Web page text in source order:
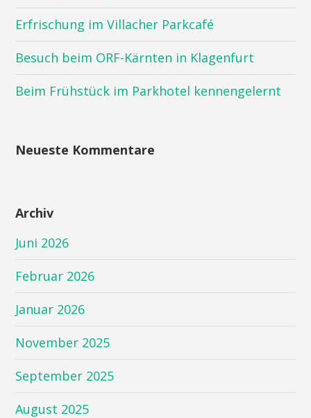
Erfrischung im Villacher Parkcafé
Besuch beim ORF-Kärnten in Klagenfurt
Beim Frühstück im Parkhotel kennengelernt
Neueste Kommentare
Archiv
Juni 2026
Februar 2026
Januar 2026
November 2025
September 2025
August 2025